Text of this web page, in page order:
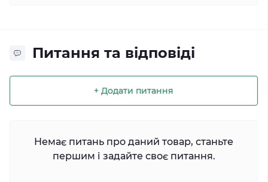
Питання та відповіді
+ Додати питання
Немає питань про даний товар, станьте
першим і задайте своє питання.